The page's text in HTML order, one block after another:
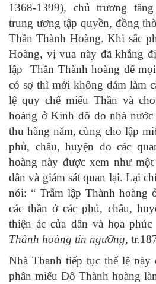
1368-1399), chủ trương
trung ương tập quyền, đồng
Thần Thành Hoàng. Khi sắc
Hoàng, vị vua này đã khẳng
lập Thần Thành hoàng để
có sợ thì mới không dám làm
lệ quy chế miếu Thần và
hoàng ở Kinh đô do nhà
thu hàng năm, cùng cho lập
phủ, châu, huyện do các
hoàng này được xem như
dân và giám sát quan lại. Lại
nói: “ Trẫm lập Thành hoàng
các thần ở các phủ, châu,
thiện ác của dân và họa
Thành hoàng tín ngưỡng,
Nhà Thanh tiếp tục thể lệ này
phân miếu Đô Thành hoàng